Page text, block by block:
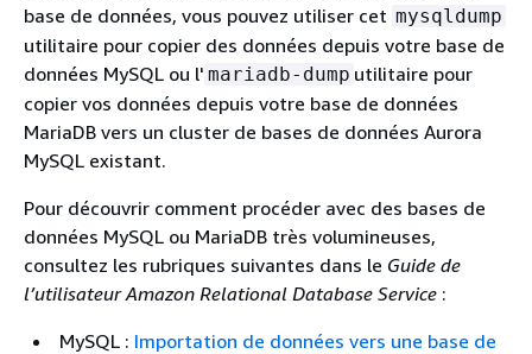
base de données, vous pouvez utiliser cet mysqldump
utilitaire pour copier des données depuis votre base de
données MySQL ou l' mariadb-dump utilitaire pour
copier vos données depuis votre base de données
MariaDB vers un cluster de bases de données Aurora
MySQL existant.
Pour découvrir comment procéder avec des bases de
données MySQL ou MariaDB très volumineuses,
consultez les rubriques suivantes dans le Guide de
l’utilisateur Amazon Relational Database Service :
MySQL : Importation de données vers une base de